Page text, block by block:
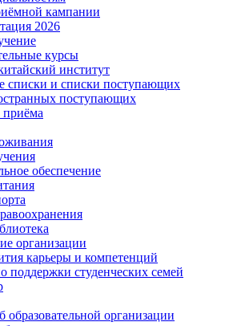
кампании
2026
курсы
институт
списки и списки поступающих
поступающих
приёма
обеспечение
организации
карьеры и компетенций
поддержки студенческих семей
образовательной организации